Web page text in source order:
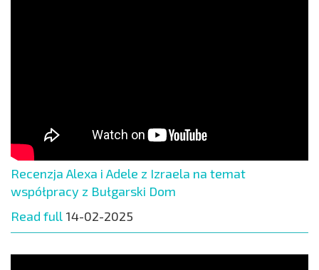
Recenzja Alexa i Adele z Izraela na temat
współpracy z Bułgarski Dom
Read full 14-02-2025